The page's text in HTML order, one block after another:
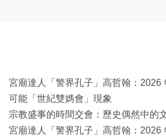
宮廟達人「警界孔子」高哲翰：2026
可能「世紀雙媽會」現象
宗教盛事的時間交會：歷史偶然中的
宮廟達人「警界孔子」高哲翰：2026